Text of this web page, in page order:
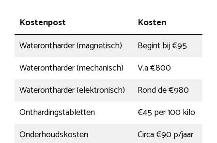
Kostenpost
Kosten
Waterontharder (magnetisch)
Begint bij €95
Waterontharder (mechanisch)
V.a €800
Waterontharder (elektronisch)
Rond de €980
Onthardingstabletten
€45 per 100 kilo
Onderhoudskosten
Circa €90 p/jaar